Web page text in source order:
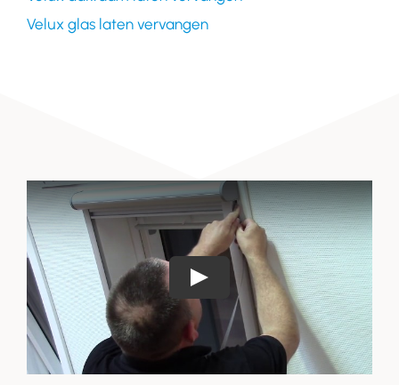
Velux glas laten vervangen